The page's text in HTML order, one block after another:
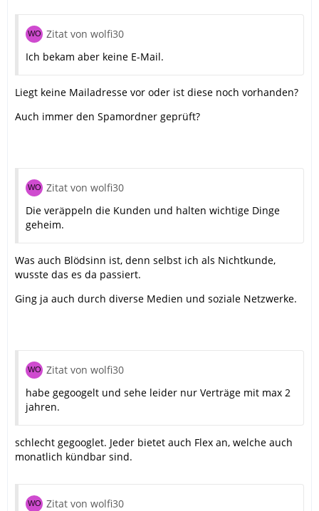
Zitat von wolfi30
Ich bekam aber keine E-Mail.
Liegt keine Mailadresse vor oder ist diese noch vorhanden?
Auch immer den Spamordner geprüft?
Zitat von wolfi30
Die veräppeln die Kunden und halten wichtige Dinge
geheim.
Was auch Blödsinn ist, denn selbst ich als Nichtkunde,
wusste das es da passiert.
Ging ja auch durch diverse Medien und soziale Netzwerke.
Zitat von wolfi30
habe gegoogelt und sehe leider nur Verträge mit max 2
jahren.
schlecht gegooglet. Jeder bietet auch Flex an, welche auch
monatlich kündbar sind.
Zitat von wolfi30